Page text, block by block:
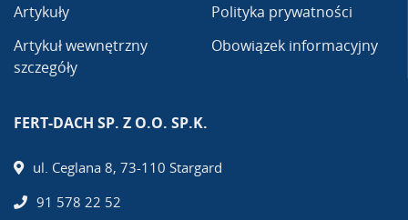
Artykuły
Artykuł wewnętrzny
szczegóły
Polityka prywatności
Obowiązek informacyjny
FERT-DACH SP. Z O.O. SP.K.
ul. Ceglana 8, 73-110 Stargard
91 578 22 52